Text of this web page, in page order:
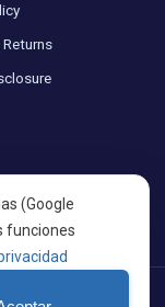
· A project by
(Google
funciones